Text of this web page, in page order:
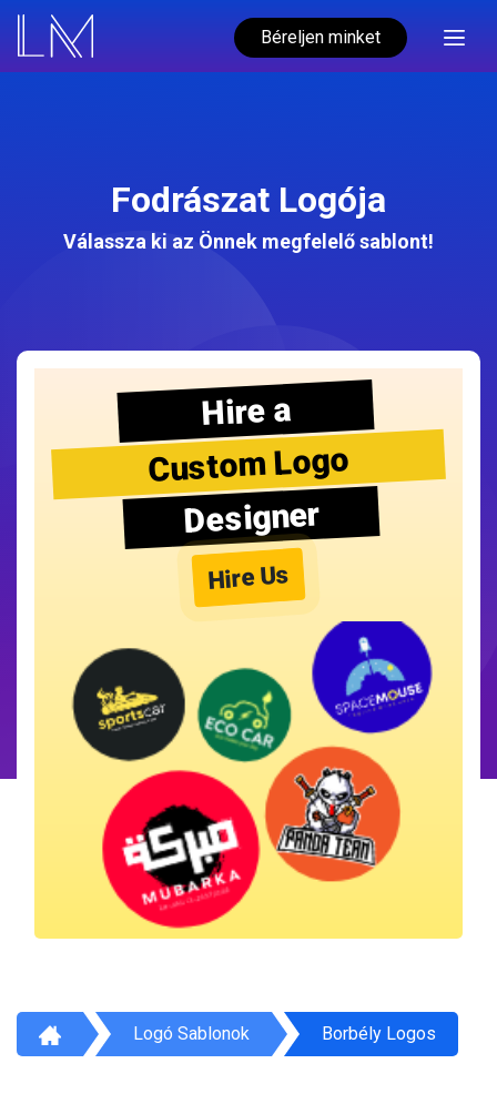
Béreljen minket
Fodrászat Logója
Válassza ki az Önnek megfelelő sablont!
Hire a
Custom Logo
Designer
Hire Us
Logó Sablonok Borbély Logos